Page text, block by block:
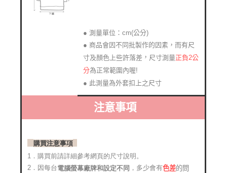
● 測量單位：cm(公分)
● 商品會因不同批製作的因素，而有尺
寸及顏色上些許落差 ， 尺寸測量正負2公
分為正常範圍內喔!
● 此測量為外套扣上之尺寸
注意事項
購買注意事項
1．購買前請詳細參考網頁的尺寸說明。
2．因每台電腦螢幕廠牌和設定不同 ，多少會有色差的問